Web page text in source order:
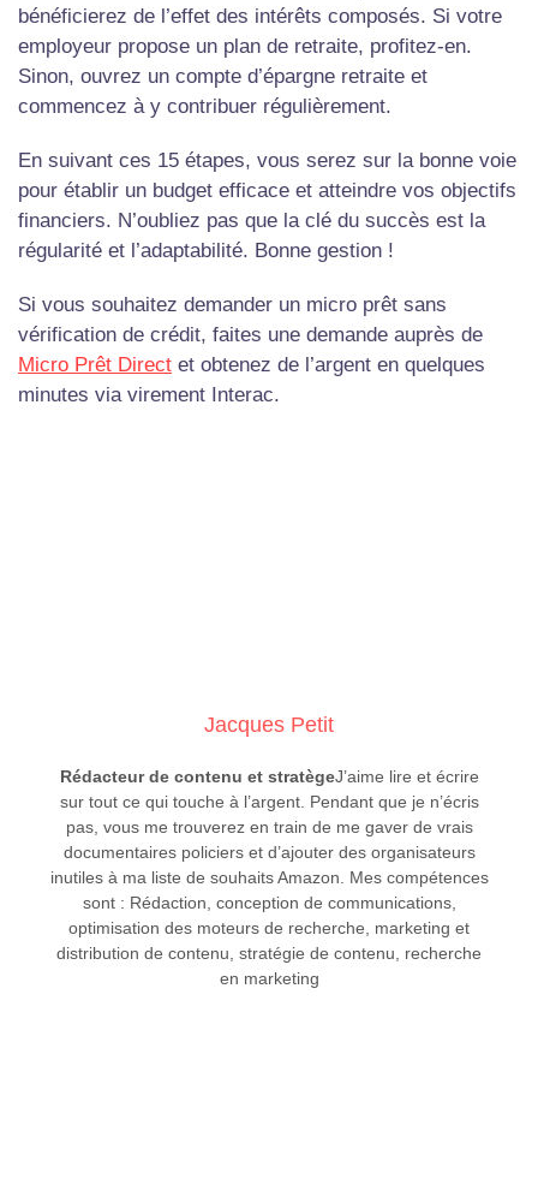
bénéficierez de l’effet des intérêts composés. Si votre
employeur propose un plan de retraite, profitez-en.
Sinon, ouvrez un compte d’épargne retraite et
commencez à y contribuer régulièrement.
En suivant ces 15 étapes, vous serez sur la bonne voie
pour établir un budget efficace et atteindre vos objectifs
financiers. N’oubliez pas que la clé du succès est la
régularité et l’adaptabilité. Bonne gestion !
Si vous souhaitez demander un micro prêt sans
vérification de crédit, faites une demande auprès de
Micro Prêt Direct et obtenez de l’argent en quelques
minutes via virement Interac.
Jacques Petit
Rédacteur de contenu et stratègeJ’aime lire et écrire
sur tout ce qui touche à l’argent. Pendant que je n’écris
pas, vous me trouverez en train de me gaver de vrais
documentaires policiers et d’ajouter des organisateurs
inutiles à ma liste de souhaits Amazon. Mes compétences
sont : Rédaction, conception de communications,
optimisation des moteurs de recherche, marketing et
distribution de contenu, stratégie de contenu, recherche
en marketing